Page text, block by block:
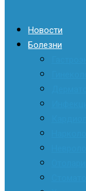
Новости
Болезни